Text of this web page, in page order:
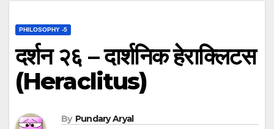
PHILOSOPHY -5
दर्शन २६ – दार्शनिक हेराक्लिटस
(Heraclitus)
By Pundary Aryal